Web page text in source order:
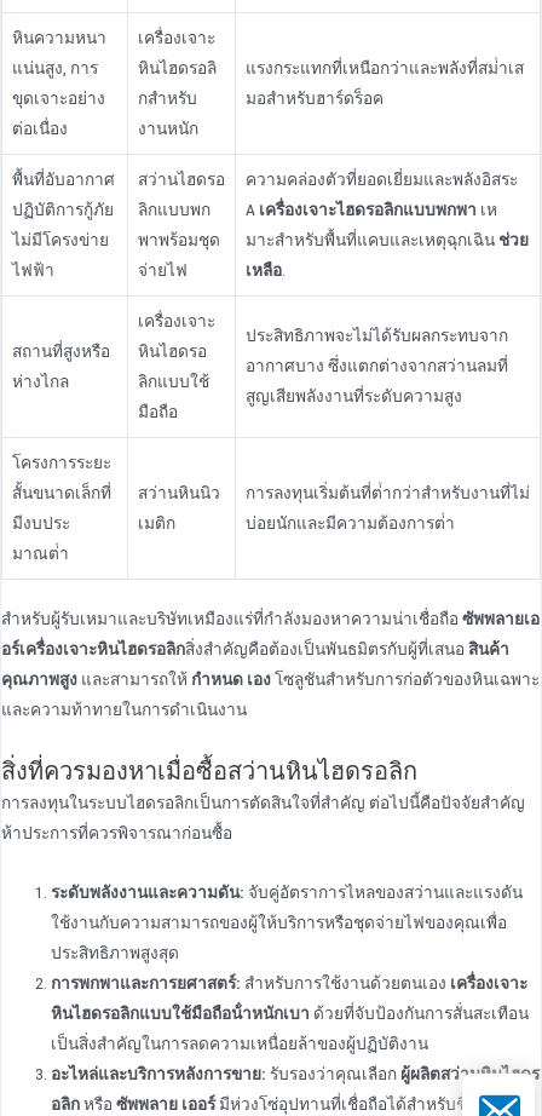
หินความหนา
แน่นสูง, การ
ขุดเจาะอย่าง
ต่อเนื่อง
เครื่องเจาะ
หินไฮดรอลิ
กสําหรับ
งานหนัก
แรงกระแทกที่เหนือกว่าและพลังที่สม่ําเส
มอสําหรับฮาร์ดร็อค
พื้นที่อับอากาศ
ปฏิบัติการกู้ภัย
ไม่มีโครงข่าย
ไฟฟ้า
สว่านไฮดรอ
ลิกแบบพก
พาพร้อมชุด
จ่ายไฟ
ความคล่องตัวที่ยอดเยี่ยมและพลังอิสระ
A เครื่องเจาะไฮดรอลิกแบบพกพา เห
มาะสําหรับพื้นที่แคบและเหตุฉุกเฉิน ช่วย
เหลือ
สถานที่สูงหรือ
ห่างไกล
เครื่องเจาะ
หินไฮดรอ
ลิกแบบใช้
มือถือ
ประสิทธิภาพจะไม่ได้รับผลกระทบจาก
อากาศบาง ซึ่งแตกต่างจากสว่านลมที่
สูญเสียพลังงานที่ระดับความสูง
โครงการระยะ
สั้นขนาดเล็กที่
มีงบประ
มาณต่ํา
สว่านหินนิว
เมติก
การลงทุนเริ่มต้นที่ต่ํากว่าสําหรับงานที่ไม่
บ่อยนักและมีความต้องการต่ํา
สําหรับผู้รับเหมาและบริษัทเหมืองแร่ที่กําลังมองหาความน่าเชื่อถือ ซัพพลายเอ
อร์เครื่องเจาะหินไฮดรอลิกสิ่งสําคัญคือต้องเป็นพันธมิตรกับผู้ที่เสนอ สินค้า
คุณภาพสูง และสามารถให้ กำหนด เองโซลูชันสําหรับการก่อตัวของหินเฉพาะ
และความท้าทายในการดําเนินงาน
สิ่งที่ควรมองหาเมื่อซื้อสว่านหินไฮดรอลิก
การลงทุนในระบบไฮดรอลิกเป็นการตัดสินใจที่สําคัญ ต่อไปนี้คือปัจจัยสําคัญ
ห้าประการที่ควรพิจารณาก่อนซื้อ
ระดับพลังงานและความดัน: จับคู่อัตราการไหลของสว่านและแรงดัน
ใช้งานกับความสามารถของผู้ให้บริการหรือชุดจ่ายไฟของคุณเพื่อ
ประสิทธิภาพสูงสุด
การพกพาและการยศาสตร์: สําหรับการใช้งานด้วยตนเอง เครื่องเจาะ
หินไฮดรอลิกแบบใช้มือถือน้ําหนักเบา ด้วยที่จับป้องกันการสั่นสะเทือน
เป็นสิ่งสําคัญในการลดความเหนื่อยล้าของผู้ปฏิบัติงาน
อะไหล่และบริการหลังการขาย: รับรองว่าคุณเลือก ผู้ผลิตสว่านหินไฮดร
อลิกหรือซัพพลาย เออร์มีห่วงโซ่อุปทานที่เชื่อถือได้สําหรับชิ้นส่วน
อีเมล